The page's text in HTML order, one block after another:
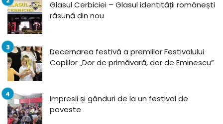
Glasul Cerbiciei – Glasul identității românești
răsună din nou
Decernarea festivă a premiilor Festivalului
Copiilor „Dor de primăvară, dor de Eminescu”
Impresii și gânduri de la un festival de
poveste